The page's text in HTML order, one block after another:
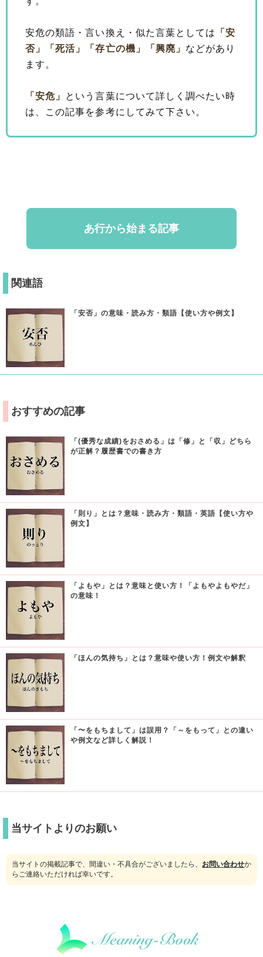
安危の類語・言い換え・似た言葉としては
「安
否」
「死活」 「存亡の機」 「興廃」 などがあり
ます。
「安危」
という言葉について詳しく調べたい時
は、この記事を参考にしてみて下さい。
あ行から始まる記事
関連語
「安否」の意味・読み方・類語【使い方や例文】
おすすめの記事
「(優秀な成績)をおさめる」は「修」と「収」どちら
が正解？履歴書での書き方
「則り」とは？意味・読み方・類語・英語【使い方や
例文】
「よもや」とは？意味と使い方！「よもやよもやだ」
の意味！
「ほんの気持ち」とは？意味や使い方！例文や解釈
「〜をもちまして」は誤用？「～をもって」との違い
や例文など詳しく解説！
当サイトよりのお願い
当サイトの掲載記事で、間違い・不具合がございましたら、 お問い合わせか
らご連絡いただければ幸いです。